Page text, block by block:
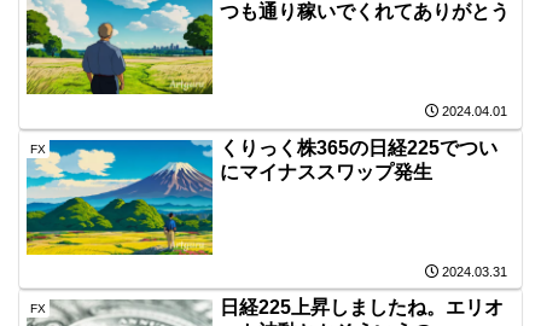
つも通り稼いでくれてありがとう
2024.04.01
FX
くりっく株365の日経225でつい
にマイナススワップ発生
2024.03.31
FX
日経225上昇しましたね。エリオ